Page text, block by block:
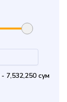
- 7,532,250 cум